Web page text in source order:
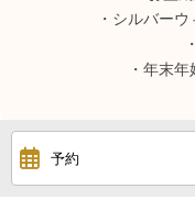
・シルバー
・年末
予約